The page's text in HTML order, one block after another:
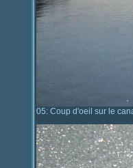
05: Coup d'oeil sur le